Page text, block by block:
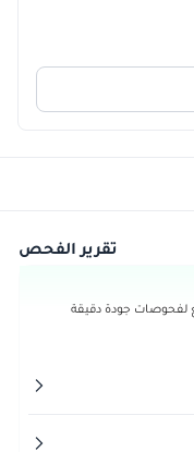
تقرير الفحص
جودة دقيقة